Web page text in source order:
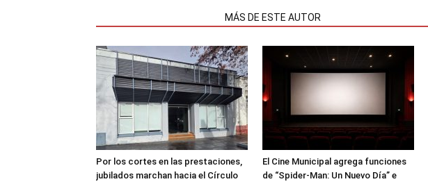
MÁS DE ESTE AUTOR
Por los cortes en las prestaciones,
jubilados marchan hacia el Círculo
El Cine Municipal agrega funciones
de “Spider-Man: Un Nuevo Día” e